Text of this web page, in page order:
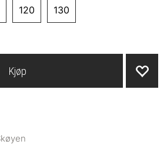
120 130
Kjøp